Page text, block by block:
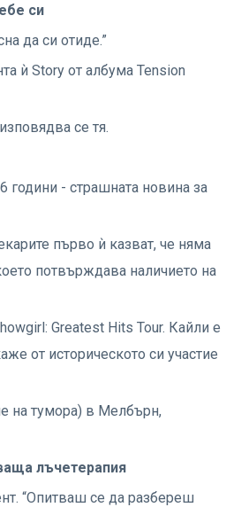
си
да си отиде.”
ѝ Story от албума Tension
се тя.
- страшната новина за
първо ѝ казват, че няма
потвърждава наличието на
Greatest Hits Tour. Кайли е
от историческото си участие
на тумора) в Мелбърн,
лъчетерапия
“Опитваш се да разбереш